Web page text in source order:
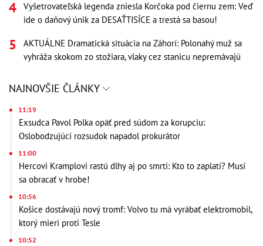
Vyšetrovateľská legenda zniesla Korčoka pod čiernu zem: Veď
ide o daňový únik za DESAŤTISÍCE a trestá sa basou!
AKTUÁLNE Dramatická situácia na Záhorí: Polonahý muž sa
vyhráža skokom zo stožiara, vlaky cez stanicu nepremávajú
NAJNOVŠIE ČLÁNKY
11:19
Exsudca Pavol Polka opäť pred súdom za korupciu:
Oslobodzujúci rozsudok napadol prokurátor
11:00
Hercovi Kramplovi rastú dlhy aj po smrti: Kto to zaplatí? Musí
sa obracať v hrobe!
10:56
Košice dostávajú nový tromf: Volvo tu má vyrábať elektromobil,
ktorý mieri proti Tesle
10:52